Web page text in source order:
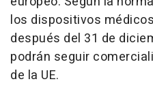
los dispositivos
después del 31 de
podrán seguir
de la UE.